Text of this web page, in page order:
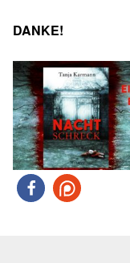
DANKE!⠀